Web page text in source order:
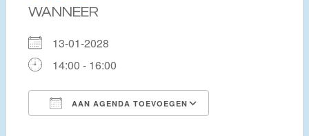
WANNEER
13-01-2028
14:00 - 16:00
AAN AGENDA TOEVOEGEN